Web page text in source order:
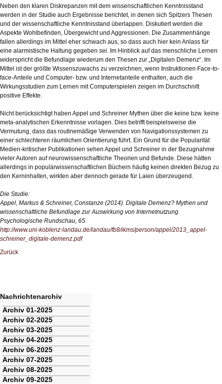
Neben den klaren Diskrepanzen mit dem wissenschaftlichen Kenntnisstand
werden in der Studie auch Ergebnisse berichtet, in denen sich Spitzers Thesen
und der wissenschaftliche Kenntnisstand überlappen. Diskutiert werden die
Aspekte Wohlbefinden, Übergewicht und Aggressionen. Die Zusammenhänge
fallen allerdings im Mittel eher schwach aus, so dass auch hier kein Anlass für
eine alarmistische Haltung gegeben sei. Im Hinblick auf das menschliche Lernen
widerspricht die Befundlage wiederum den Thesen zur „Digitalen Demenz“. Im
Mittel ist der größte Wissenszuwachs zu verzeichnen, wenn Instruktionen Face-to-
face-Anteile und Computer- bzw. und Internetanteile enthalten, auch die
Wirkungsstudien zum Lernen mit Computerspielen zeigen im Durchschnitt
positive Effekte.
Nicht berücksichtigt haben Appel und Schreiner Mythen über die keine bzw. keine
meta-analytischen Erkenntnisse vorlagen. Dies betrifft beispielsweise die
Vermutung, dass das routinemäßige Verwenden von Navigationssystemen zu
einer schlechteren räumlichen Orientierung führt. Ein Grund für die Popularität
Medien-kritischer Publikationen sehen Appel und Schreiner in der Bezugnahme
vieler Autoren auf neurowissenschaftliche Theorien und Befunde. Diese hätten
allerdings in populärwissenschaftlichen Büchern häufig keinen direkten Bezug zu
den Kerninhalten, wirkten aber dennoch gerade für Laien überzeugend.
Die Studie:
Appel, Markus & Schreiner, Constanze (2014). Digitale Demenz? Mythen und
wissenschaftliche Befundlage zur Auswirkung von Internetnutzung.
Psychologische Rundschau, 65.
http://www.uni-koblenz-landau.de/landau/fb8/ikms/person/appel/2013_appel-
schreiner_digitale-demenz.pdf
Zurück
Nachrichtenarchiv
Navigation
überspringen
Archiv 01-2025
Archiv 02-2025
Archiv 03-2025
Archiv 04-2025
Archiv 06-2025
Archiv 07-2025
Archiv 08-2025
Archiv 09-2025